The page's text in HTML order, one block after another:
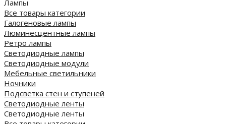
Лампы
Все товары категории
Галогеновые лампы
Люминесцентные лампы
Ретро лампы
Светодиодные лампы
Светодиодные модули
Мебельные светильники
Ночники
Подсветка стен и ступеней
Светодиодные ленты
Светодиодные ленты